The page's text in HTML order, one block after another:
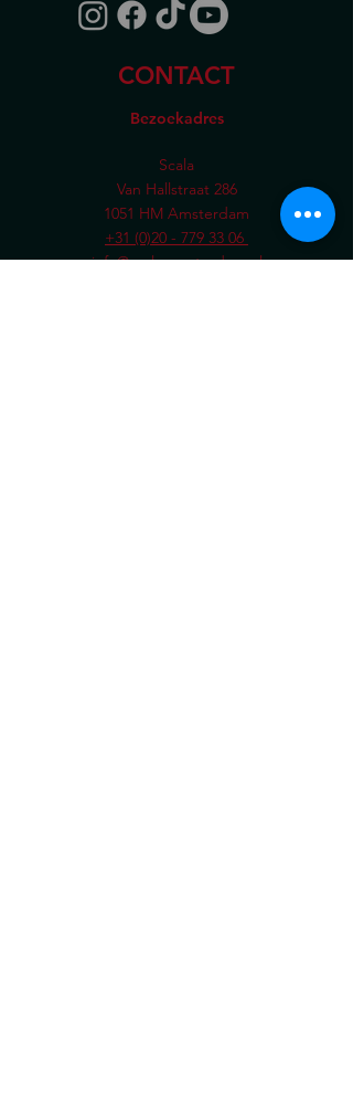
CONTACT
Bezoekadres
Scala
Van Hallstraat 286
1051 HM Amsterdam
+31 (0)20 - 779 33 06
info@scala-amsterdam.nl